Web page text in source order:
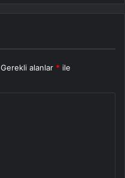
Gerekli alanlar * ile